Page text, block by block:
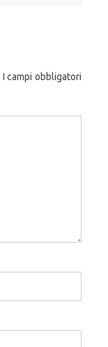
I campi obbligatori